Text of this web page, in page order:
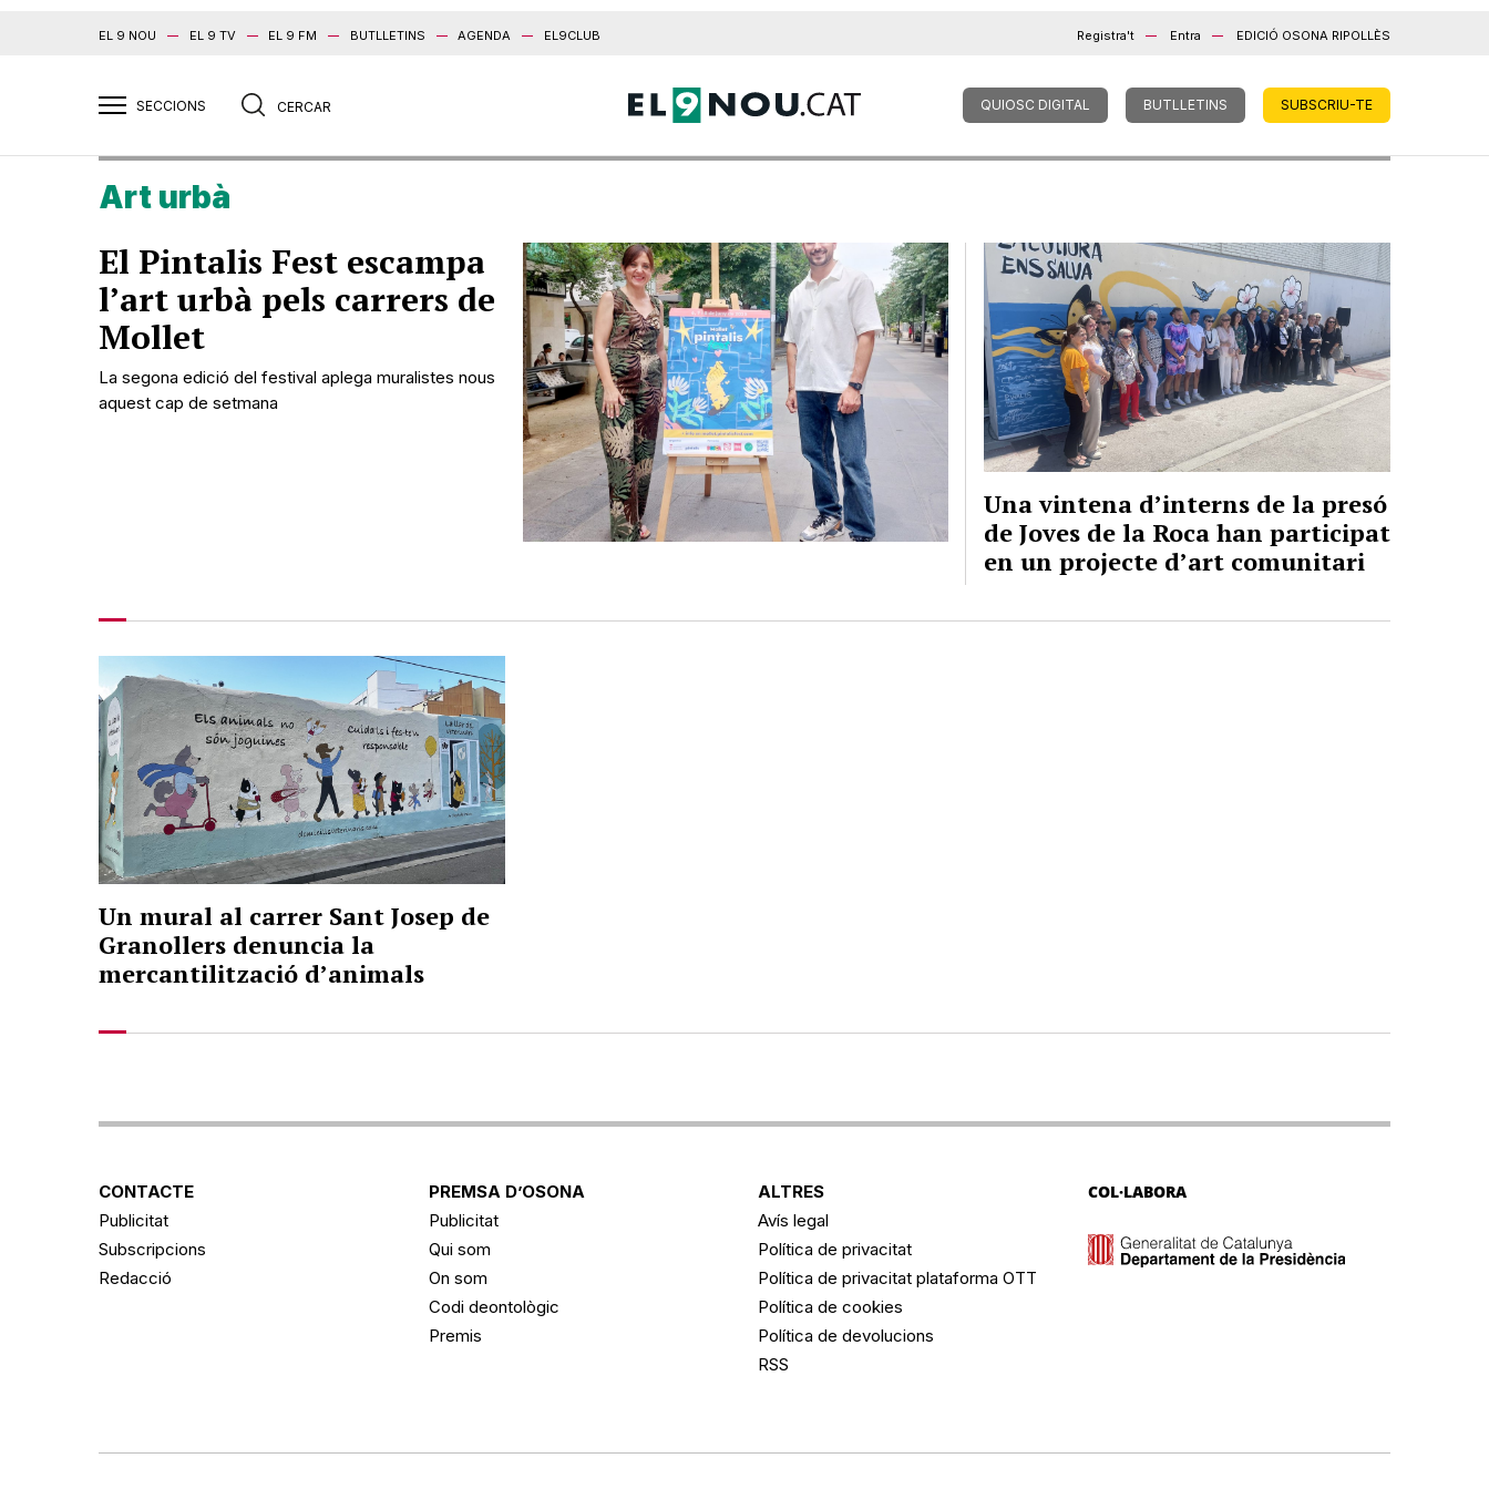
EL 9 NOU EL 9 TV EL 9 FM BUTLLETINS AGENDA EL9CLUB Registra't Entra EDICIÓ OSONA RIPOLLÈS
QUIOSC DIGITAL BUTLLETINS SUBSCRIU-TE
Art urbà
El Pintalis Fest escampa
l’art urbà pels carrers de
Mollet
La segona edició del festival aplega muralistes nous
aquest cap de setmana
Una vintena d’interns de la presó
de Joves de la Roca han participat
en un projecte d’art comunitari
Un mural al carrer Sant Josep de
Granollers denuncia la
mercantilització d’animals
CONTACTE
Publicitat
Subscripcions
Redacció
PREMSA D’OSONA
Publicitat
Qui som
On som
Codi deontològic
Premis
ALTRES
Avís legal
Política de privacitat
Política de privacitat plataforma OTT
Política de cookies
Política de devolucions
RSS
COL·LABORA